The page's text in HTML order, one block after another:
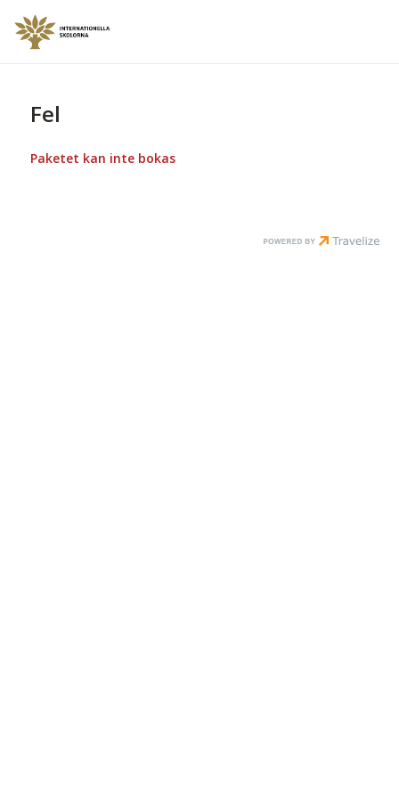
Fel
Paketet kan inte bokas